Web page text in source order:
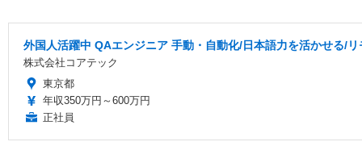
外国人活躍中 QAエンジニア 手動・自動化/日本語力を活かせる/リ
株式会社コアテック
東京都
年収350万円～600万円
正社員